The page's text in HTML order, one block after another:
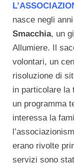
nasce negli
Smacchia, un
Allumiere. Il
volontari, un
risoluzione di
in particolare la
un programma
interessa la
erano rivolte
servizi sono